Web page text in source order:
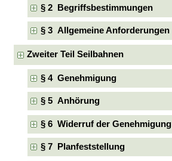
§ 2 Begriffsbestimmungen
§ 3 Allgemeine Anforderungen
Zweiter Teil Seilbahnen
§ 4 Genehmigung
§ 5 Anhörung
§ 6 Widerruf der Genehmigung
§ 7 Planfeststellung